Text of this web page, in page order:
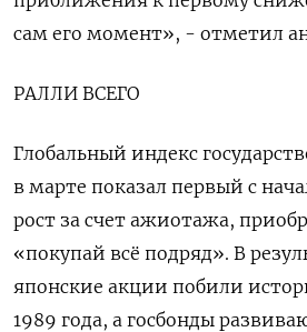
сам его момент», - отметил
РАЛЛИ ВСЕГО
Глобальный индекс
в марте показал первый с
рост за счет ажиотажа,
«покупай всё подряд». В
японские акции побили
1989 года, а госбонды